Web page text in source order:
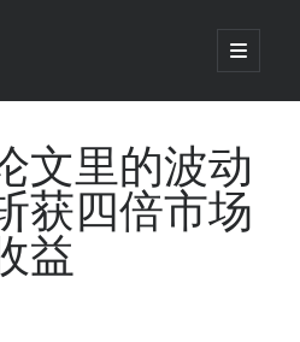
open
primary
40%的策略，能比胜率60%的更赚钱
干净的套利窗口？
文里的波动
获四倍市场
益